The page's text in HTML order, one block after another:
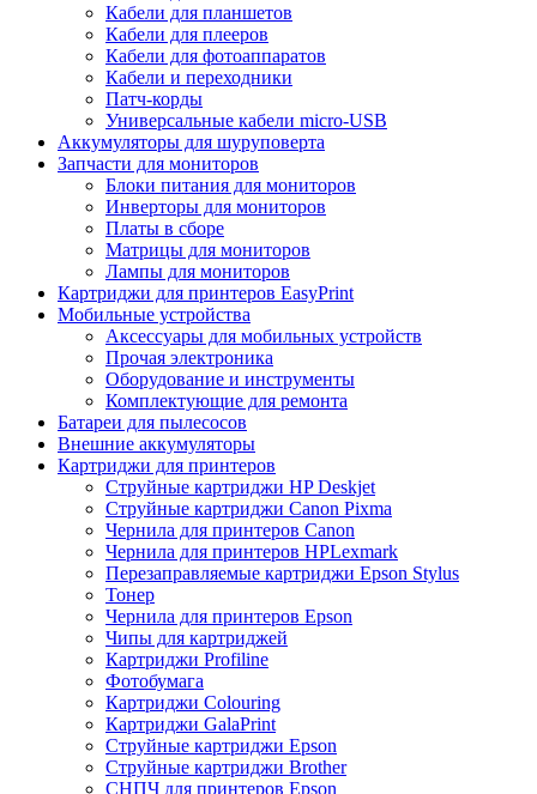
Кабели для планшетов
Кабели для плееров
Кабели для фотоаппаратов
Кабели и переходники
Патч-корды
Универсальные кабели micro-USB
Аккумуляторы для шуруповерта
Запчасти для мониторов
Блоки питания для мониторов
Инверторы для мониторов
Платы в сборе
Матрицы для мониторов
Лампы для мониторов
Картриджи для принтеров EasyPrint
Мобильные устройства
Аксессуары для мобильных устройств
Прочая электроника
Оборудование и инструменты
Комплектующие для ремонта
Батареи для пылесосов
Внешние аккумуляторы
Картриджи для принтеров
Струйные картриджи HP Deskjet
Струйные картриджи Canon Pixma
Чернила для принтеров Canon
Чернила для принтеров HPLexmark
Перезаправляемые картриджи Epson Stylus
Тонер
Чернила для принтеров Epson
Чипы для картриджей
Картриджи Profiline
Фотобумага
Картриджи Colouring
Картриджи GalaPrint
Струйные картриджи Epson
Струйные картриджи Brother
СНПЧ для принтеров Epson